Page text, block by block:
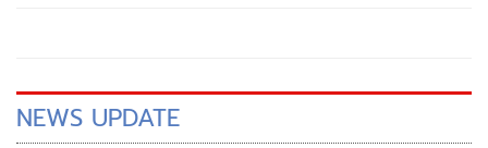
NEWS UPDATE